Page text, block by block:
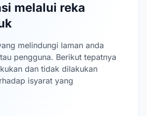
melalui reka
melindungi laman anda
pengguna. Berikut tepatnya
dan tidak dilakukan
isyarat yang